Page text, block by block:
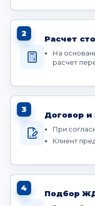
2
Расчет
На
расчет
3
Договор и
При
Клиент
4
Подбор